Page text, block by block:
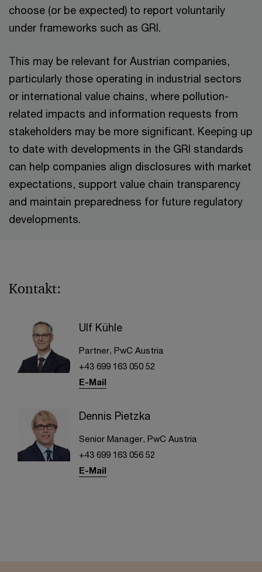
choose (or be expected) to report voluntarily
under frameworks such as GRI.
This may be relevant for Austrian companies,
particularly those operating in industrial sectors
or international value chains, where pollution-
related impacts and information requests from
stakeholders may be more significant. Keeping up
to date with developments in the GRI standards
can help companies align disclosures with market
expectations, support value chain transparency
and maintain preparedness for future regulatory
developments.
Kontakt:
Ulf Kühle
Partner, PwC Austria
+43 699 163 050 52
E-Mail
Dennis Pietzka
Senior Manager, PwC Austria
+43 699 163 056 52
E-Mail